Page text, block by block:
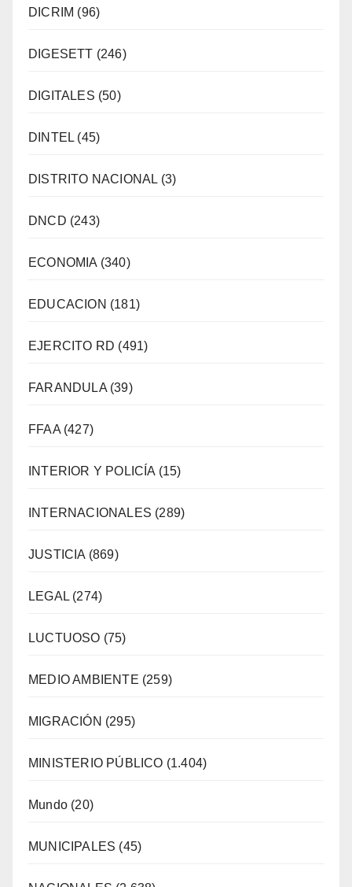
DICRIM (96)
DIGESETT (246)
DIGITALES (50)
DINTEL (45)
DISTRITO NACIONAL (3)
DNCD (243)
ECONOMIA (340)
EDUCACION (181)
EJERCITO RD (491)
FARANDULA(39)
FFAA(427)
INTERIOR Y POLICÍA (15)
INTERNACIONALES (289)
JUSTICIA (869)
LEGAL (274)
LUCTUOSO (75)
MEDIO AMBIENTE (259)
MIGRACIÓN (295)
MINISTERIO PÚBLICO (1.404)
Mundo (20)
MUNICIPALES (45)